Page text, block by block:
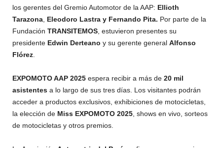
los gerentes del Gremio Automotor de la AAP: Ellioth
Tarazona Eleodoro Lastra y Fernando Pita. Por parte de la
Fundación TRANSITEMOS , estuvieron presentes su
presidente Edwin Derteano y su gerente general Alfonso
Flórez
EXPOMOTO AAP 2025 espera recibir a más de 20 mil
asistentes a lo largo de sus tres días. Los visitantes podrán
acceder a productos exclusivos, exhibiciones de motocicletas,
la elección de Miss EXPOMOTO 2025 , shows en vivo, sorteos
de motocicletas y otros premios.